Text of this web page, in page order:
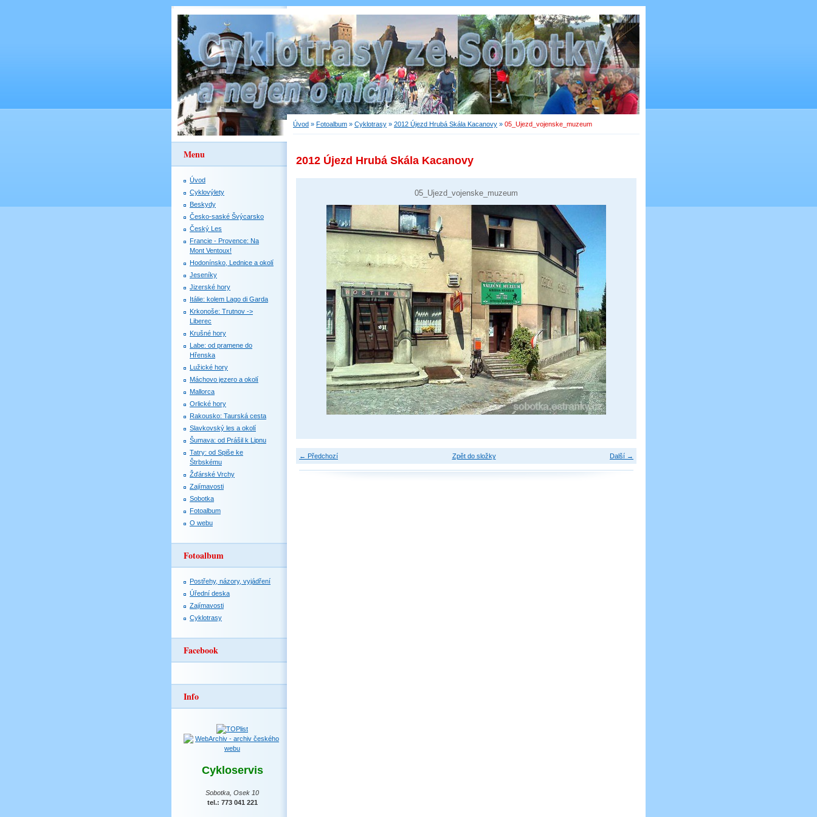
Úvod » Fotoalbum » Cyklotrasy » 2012 Újezd Hrubá Skála Kacanovy » 05_Ujezd_vojenske_muzeum
2012 Újezd Hrubá Skála Kacanovy
05_Ujezd_vojenske_muzeum
← Předchozí Další →
Zpět do složky
Menu
Úvod
Cyklovýlety
Beskydy
Česko-saské Švýcarsko
Český Les
Francie - Provence: Na
Mont Ventoux!
Hodonínsko, Lednice a okolí
Jeseníky
Jizerské hory
Itálie: kolem Lago di Garda
Krkonoše: Trutnov ->
Liberec
Krušné hory
Labe: od pramene do
Hřenska
Lužické hory
Máchovo jezero a okolí
Mallorca
Orlické hory
Rakousko: Taurská cesta
Slavkovský les a okolí
Šumava: od Prášil k Lipnu
Tatry: od Spiše ke
Štrbskému
Žďárské Vrchy
Zajímavosti
Sobotka
Fotoalbum
O webu
Fotoalbum
Postřehy, názory, vyjádření
Úřední deska
Zajímavosti
Cyklotrasy
Facebook
Info
Cykloservis
Sobotka, Osek 10
tel.: 773 041 221